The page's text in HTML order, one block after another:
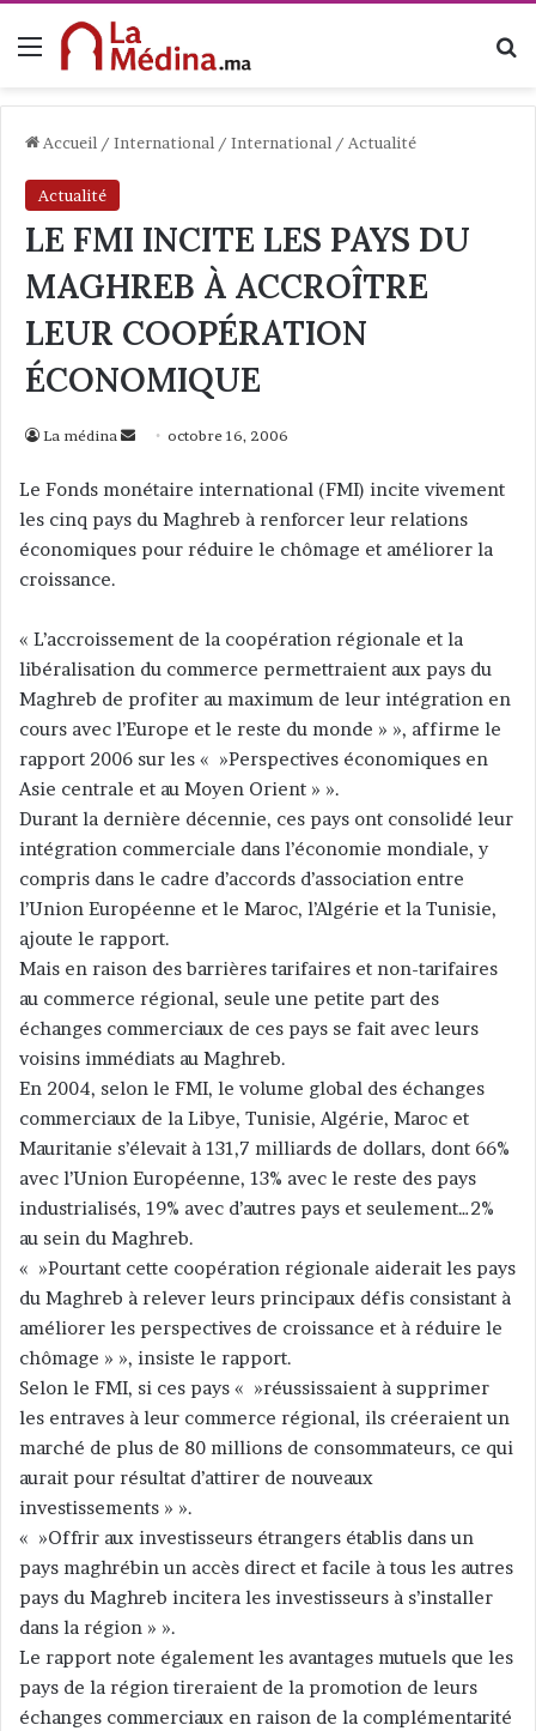
Menu
Accueil / International / International / Actualité
Actualité
LE FMI INCITE LES PAYS DU
MAGHREB À ACCROÎTRE
LEUR COOPÉRATION
ÉCONOMIQUE
La médina
v
o
y
u
n
c
o
u
e
octobre 16, 2006
Le Fonds monétaire international (FMI) incite vivement
les cinq pays du Maghreb à renforcer leur relations
économiques pour réduire le chômage et améliorer la
croissance.
« L’accroissement de la coopération régionale et la
libéralisation du commerce permettraient aux pays du
Maghreb de profiter au maximum de leur intégration en
cours avec l’Europe et le reste du monde » », affirme le
rapport 2006 sur les « »Perspectives économiques en
Asie centrale et au Moyen Orient » ».
Durant la dernière décennie, ces pays ont consolidé leur
intégration commerciale dans l’économie mondiale, y
compris dans le cadre d’accords d’association entre
l’Union Européenne et le Maroc, l’Algérie et la Tunisie,
ajoute le rapport.
Mais en raison des barrières tarifaires et non-tarifaires
au commerce régional, seule une petite part des
échanges commerciaux de ces pays se fait avec leurs
voisins immédiats au Maghreb.
En 2004, selon le FMI, le volume global des échanges
commerciaux de la Libye, Tunisie, Algérie, Maroc et
Mauritanie s’élevait à 131,7 milliards de dollars, dont 66%
avec l’Union Européenne, 13% avec le reste des pays
industrialisés, 19% avec d’autres pays et seulement…2%
au sein du Maghreb.
« »Pourtant cette coopération régionale aiderait les pays
du Maghreb à relever leurs principaux défis consistant à
améliorer les perspectives de croissance et à réduire le
chômage » », insiste le rapport.
Selon le FMI, si ces pays « »réussissaient à supprimer
les entraves à leur commerce régional, ils créeraient un
marché de plus de 80 millions de consommateurs, ce qui
aurait pour résultat d’attirer de nouveaux
investissements » ».
« »Offrir aux investisseurs étrangers établis dans un
pays maghrébin un accès direct et facile à tous les autres
pays du Maghreb incitera les investisseurs à s’installer
dans la région » ».
Le rapport note également les avantages mutuels que les
pays de la région tireraient de la promotion de leurs
échanges commerciaux en raison de la complémentarité